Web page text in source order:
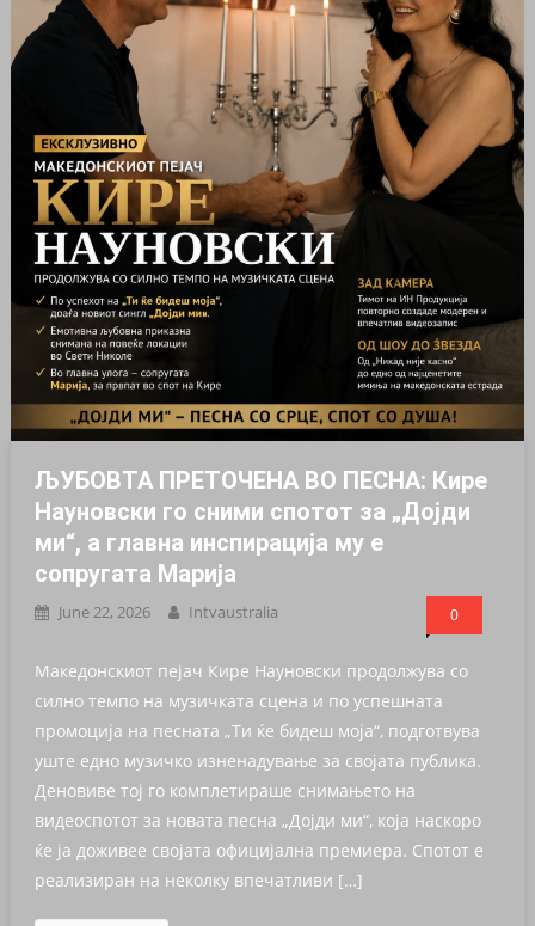
ЉУБОВТА ПРЕТОЧЕНА ВО ПЕСНА: Кире
Науновски го сними спотот за „Дојди
ми“, а главна инспирација му е
сопругата Марија
June 22, 2026 Intvaustralia 0
Македонскиот пејач Кире Науновски продолжува со
силно темпо на музичката сцена и по успешната
промоција на песната „Ти ќе бидеш моја“, подготвува
уште едно музичко изненадување за својата публика.
Деновиве тој го комплетираше снимањето на
видеоспотот за новата песна „Дојди ми“, која наскоро
ќе ја доживее својата официјална премиера. Спотот е
реализиран на неколку впечатливи […]